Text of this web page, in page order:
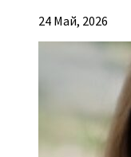
24 Май, 2026